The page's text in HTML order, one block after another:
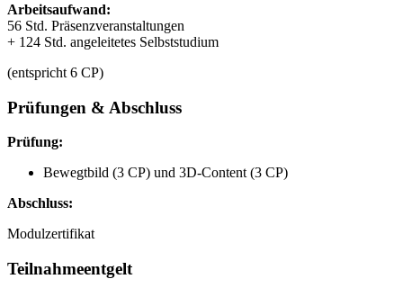
Arbeitsaufwand:
56 Std. Präsenzveranstaltungen
+ 124 Std. angeleitetes Selbststudium
(entspricht 6 CP)
Prüfungen & Abschluss
Prüfung:
Bewegtbild (3 CP) und 3D-Content (3 CP)
Abschluss:
Modulzertifikat
Teilnahmeentgelt